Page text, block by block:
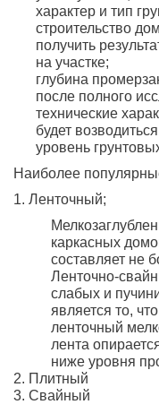
характер и тип
строительство
получить
на участке;
глубина
после полного
технические
будет
уровень
Наиболее
Ленточный;
каркасных
составляет не
Ленточно-
слабых и
является то,
ленточный
лента
ниже уровня
Плитный
Свайный